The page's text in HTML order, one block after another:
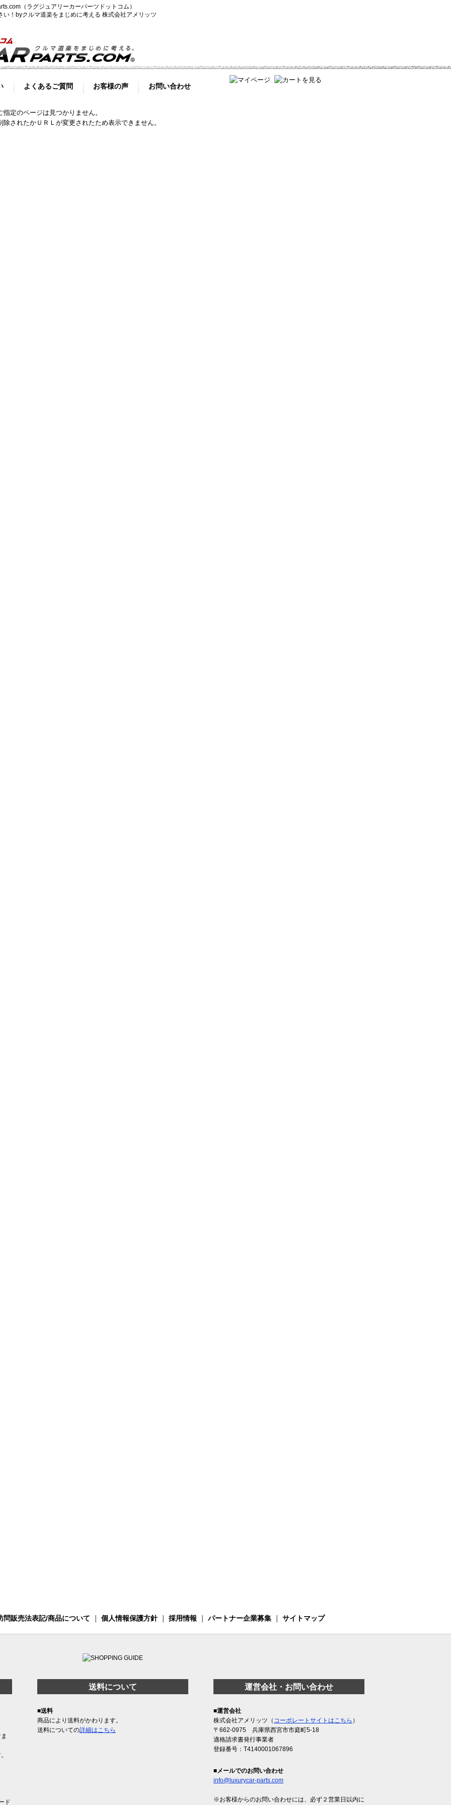
（ラグジュアリーカーパーツドットコム）
！byクルマ道楽をまじめに考える 株式会社アメリッツ
よくあるご質問 お客様の声 お問い合わせ
指定のページは見つかりません。
除されたかＵＲＬが変更されたため表示できません。
問販売法表記/商品について 個人情報保護方針｜ 採用情報 パートナー企業募集 サイトマップ
ド
送料について
■送料
商品により送料がかわります。
送料についての詳細はこちら
運営会社・お問い合わせ
■運営会社
株式会社アメリッツ（ コーポレートサイトはこちら ）
〒662-0975 兵庫県西宮市市庭町5-18
適格請求書発行事業者
登録番号：T4140001067896
■メールでのお問い合わせ
info@luxurycar-parts.com
※お客様からのお問い合わせには、必ず２営業日以内に